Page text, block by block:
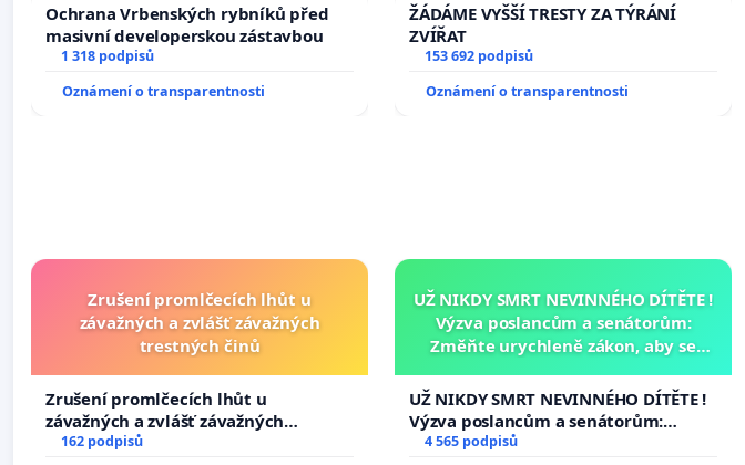
Ochrana Vrbenských rybníků před
masivní developerskou zástavbou
1 318 podpisů
Oznámení o transparentnosti
ŽÁDÁME VYŠŠÍ TRESTY ZA TÝRÁNÍ
ZVÍŘAT
153 692 podpisů
Oznámení o transparentnosti
Zrušení promlčecích lhůt u
závažných a zvlášť závažných
trestných činů
Zrušení promlčecích lhůt u
závažných a zvlášť závažných
trestných činů
162 podpisů
UŽ NIKDY SMRT NEVINNÉHO DÍTĚTE !
Výzva poslancům a senátorům:
Změňte urychleně zákon, aby se
opakovat!
UŽ NIKDY SMRT NEVINNÉHO DÍTĚTE !
Výzva poslancům a senátorům:
Změňte urychleně zákon, aby se
4 565 podpisů